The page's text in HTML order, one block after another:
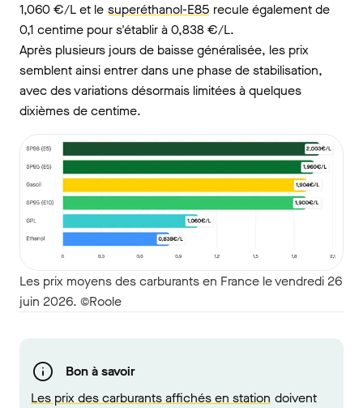
1,060 €/L et le superéthanol-E85 recule également de
0,1 centime pour s'établir à 0,838 €/L.
Après plusieurs jours de baisse généralisée, les prix
semblent ainsi entrer dans une phase de stabilisation,
avec des variations désormais limitées à quelques
dixièmes de centime.
Les prix moyens des carburants en France le vendredi 26
juin 2026. ©Roole
Bon à savoir
Les prix des carburants affichés en station doivent